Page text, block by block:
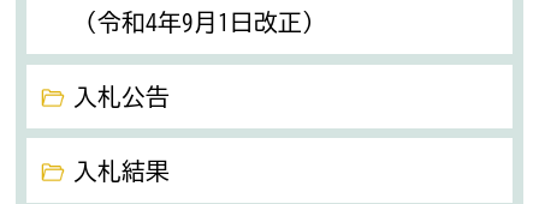
（令和4年9月1日改正）
入札公告
入札結果